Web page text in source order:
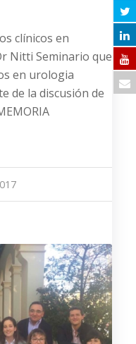
clínicos en
Nitti Seminario que
en urologia
de la discusión de